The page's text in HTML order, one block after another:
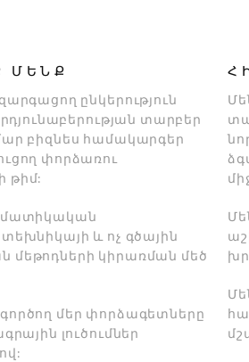
ՄԵՆՔ
ընկերություն
տարբեր
բիզնես համակարգեր
փորձառու
թիմ:
և ոչ գծային
մեթոդների կիրառման մեծ
մեր փորձագետները
լուծումներ